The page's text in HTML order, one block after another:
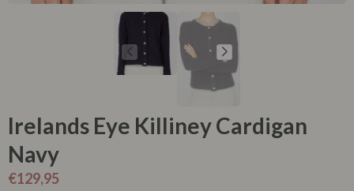
Irelands Eye Killiney Cardigan
Navy
€129,95